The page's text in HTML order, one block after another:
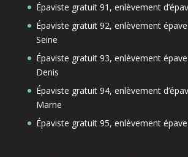
Épaviste gratuit 91, enlèvement
Épaviste gratuit 92, enlèvement
Seine
Épaviste gratuit 93, enlèvement
Denis
Épaviste gratuit 94, enlèvement
Marne
Épaviste gratuit 95, enlèvement épave